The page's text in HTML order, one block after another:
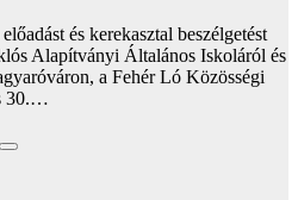
és kerekasztal beszélgetést
Alapítványi Általános Iskoláról és
a Fehér Ló Közösségi
30.…